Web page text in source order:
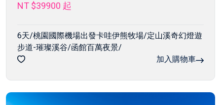
NT $39900 起
6天/桃園國際機場出發卡哇伊熊牧場/定山溪奇幻燈遊
步道-璀璨溪谷/函館百萬夜景/
加入購物車